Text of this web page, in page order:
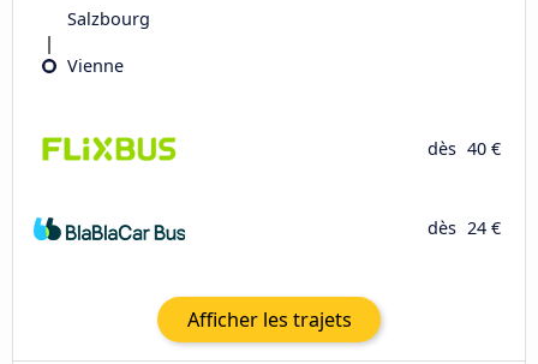
Salzbourg
Vienne
dès 40 €
dès 24 €
Afficher les trajets